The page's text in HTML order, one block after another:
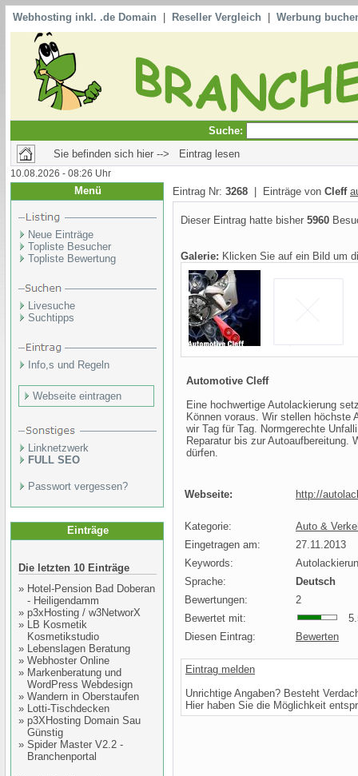
Webhosting inkl. .de Domain Reseller Vergleich Werbung
Suche:
Sie befinden sich hier --> Eintrag lesen
10.08.2026 - 08:26 Uhr
Menü
Neue Einträge
Topliste Besucher
Topliste Bewertung
Livesuche
Suchtipps
Info,s und Regeln
Webseite eintragen
Linknetzwerk
FULL SEO
Passwort vergessen?
Einträge
Die letzten 10 Einträge
» Hotel-Pension Bad Doberan
- Heiligendamm
» p3xHosting / w3NetworX
» LB Kosmetik
Kosmetikstudio
» Lebenslagen Beratung
» Webhoster Online
» Markenberatung und
WordPress Webdesign
» Wandern in Oberstaufen
» Lotti-Tischdecken
» p3XHosting Domain Sau
Günstig
» Spider Master V2.2 -
Branchenportal
Eintrag Nr: 3268 | Einträge von Cleff
Dieser Eintrag hatte bisher 5960
Galerie: Klicken Sie auf ein Bild um
Automotive Cleff
Eine hochwertige Autolackierung
Können voraus. Wir stellen höchste
wir Tag für Tag. Normgerechte
Reparatur bis zur Autoaufbereitung.
dürfen.
Webseite: http://
Kategorie:
Auto &
Eingetragen am:
27.11.2013
Keywords:
Sprache:
Deutsch
Bewertungen:
2
Bewertet mit:
Diesen Eintrag:
Bewerten
Eintrag melden
Unrichtige Angaben? Besteht
Hier haben Sie die Möglichkeit